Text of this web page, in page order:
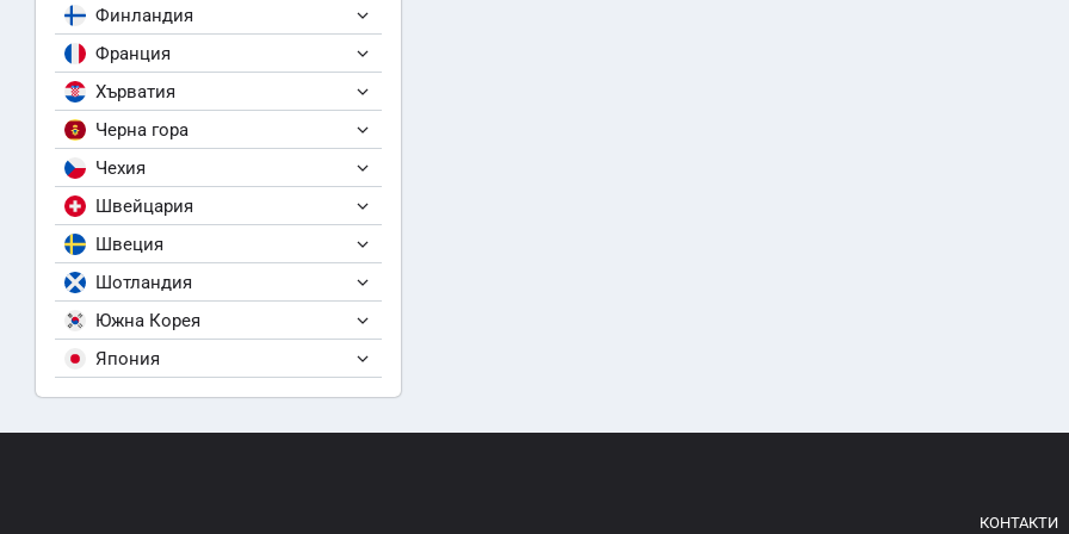
Финландия
Франция
Хърватия
Черна гора
Чехия
Швейцария
Швеция
Шотландия
Южна Корея
Япония
КОНТАКТИ